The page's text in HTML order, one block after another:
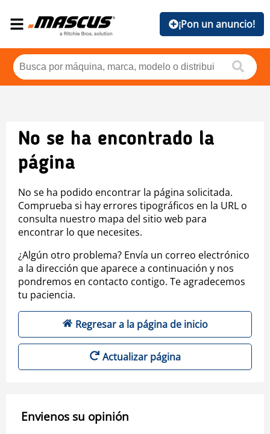
¡Pon un anuncio!
No se ha encontrado la
página
No se ha podido encontrar la página solicitada.
Comprueba si hay errores tipográficos en la URL o
consulta nuestro mapa del sitio web para
encontrar lo que necesites.
¿Algún otro problema? Envía un correo electrónico
a la dirección que aparece a continuación y nos
pondremos en contacto contigo. Te agradecemos
tu paciencia.
Regresar a la página de inicio
Actualizar página
Envienos su opinión